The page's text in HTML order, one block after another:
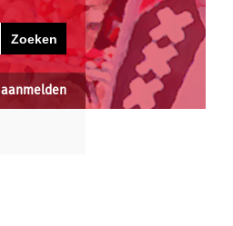
aanmelden